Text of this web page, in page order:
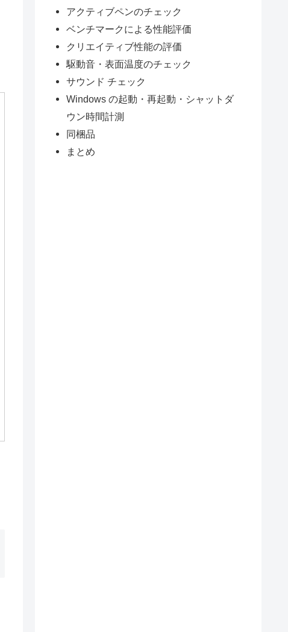
アクティブペンのチェック
ベンチマークによる性能評価
クリエイティブ性能の評価
駆動音・表面温度のチェック
サウンド チェック
Windows の起動・再起動・シャットダ
ウン時間計測
同梱品
まとめ